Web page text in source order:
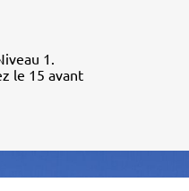
1.
le 15 avant